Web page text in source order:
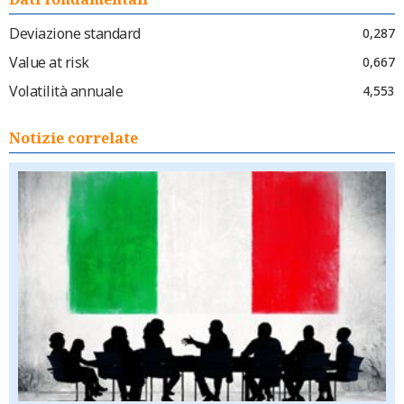
Deviazione standard
0,287
Value at risk 0,667
Volatilità annuale 4,553
Notizie correlate